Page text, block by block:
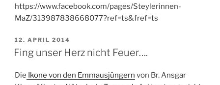
https://www.facebook.com/pages/Steylerinnen-
MaZ/313987838668077?ref=ts&fref=ts
VERÖFFENTLICHT
AM
12. APRIL 2014
Fing unser Herz nicht Feuer….
Die Ikone von den Emmausjüngern von Br. Ansgar